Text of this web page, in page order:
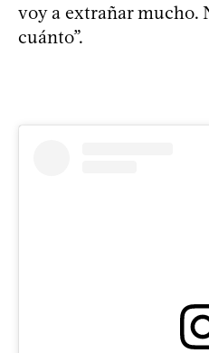
voy a extrañar mucho.
cuánto”.